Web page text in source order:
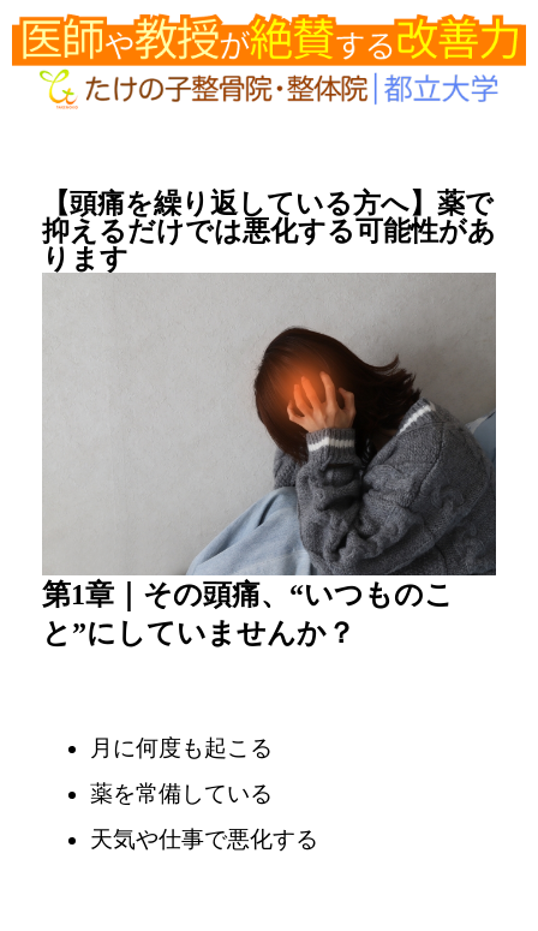
【頭痛を繰り返している方へ】薬で
抑えるだけでは悪化する可能性があ
ります
第1章｜その頭痛、“いつものこ
と”にしていませんか？
月に何度も起こる
薬を常備している
天気や仕事で悪化する